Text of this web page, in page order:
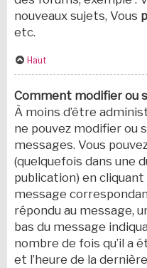
nouveaux sujets, Vous
etc.
Haut
Comment modifier ou
À moins d’être
ne pouvez modifier ou
messages. Vous
(quelquefois dans une
publication) en
message
répondu au message,
bas du message
nombre de fois qu’il a
et l’heure de la